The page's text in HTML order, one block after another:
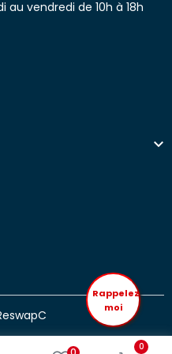
0
au vendredi de 10h à 18h

Rappelez
moi